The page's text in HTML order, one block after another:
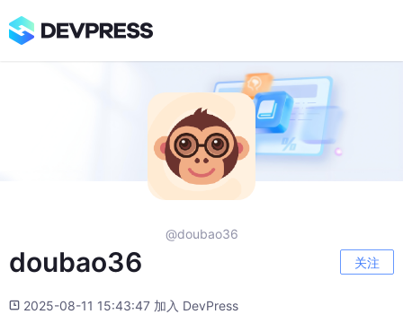
@doubao36
doubao36 关注
2025-08-11 15:43:47 加入 DevPress